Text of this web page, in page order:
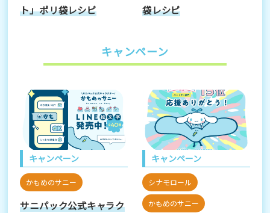
ト」ポリ袋レシピ
袋レシピ
キャンペーン
キャンペーン
かもめのサニー
サニパック公式キャラク
キャンペーン
シナモロール
かもめのサニー